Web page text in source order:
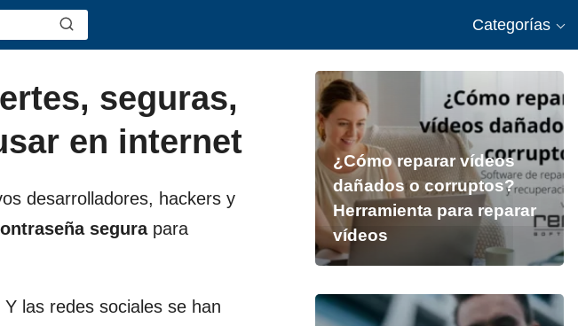
Categorías
seguras,
en internet
desarrolladores, hackers y
segurapara
las redes sociales se han
¿Cómo reparar vídeos
dañados o corruptos?
Herramienta para reparar
vídeos